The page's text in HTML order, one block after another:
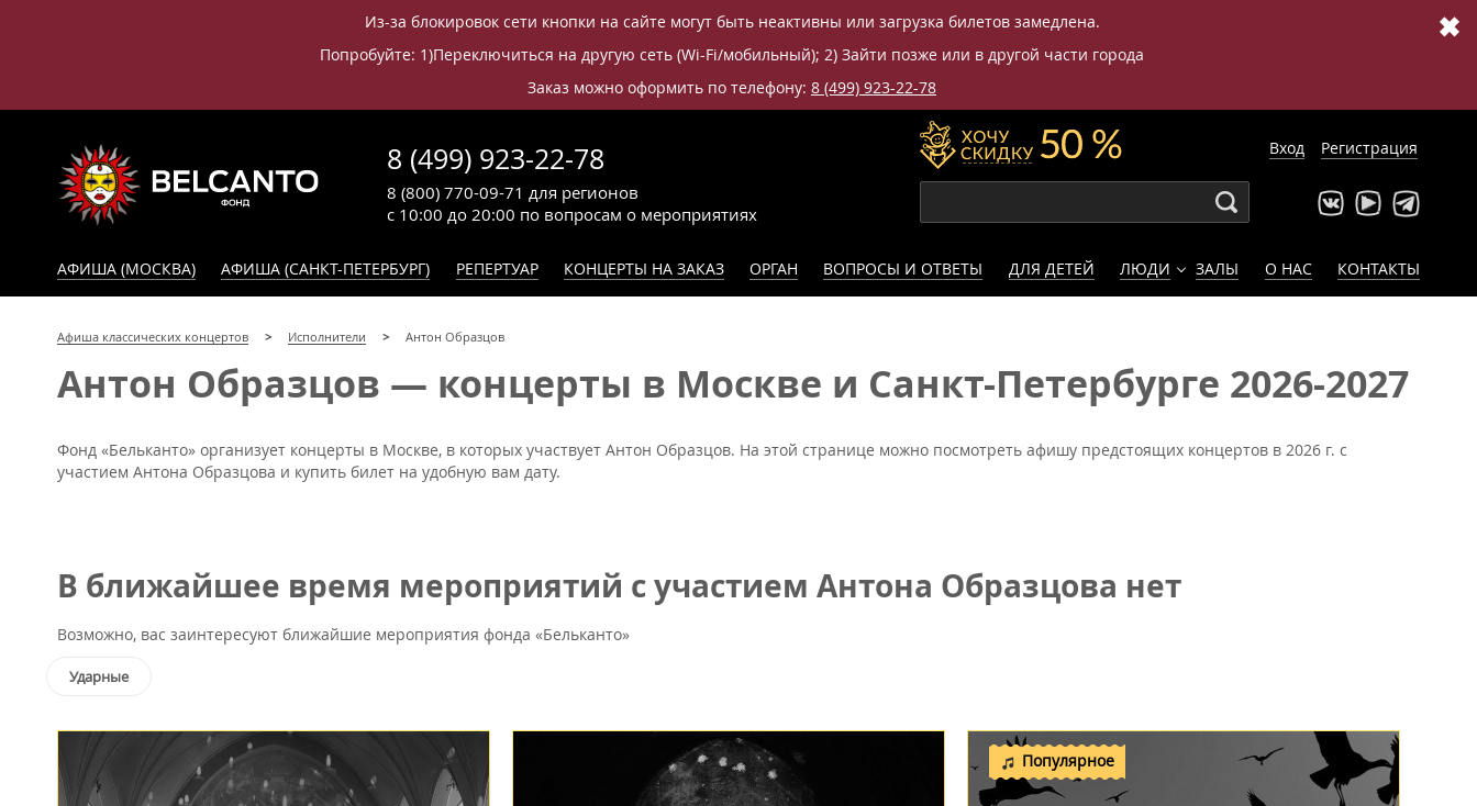
Из-за блокировок сети кнопки на сайте могут быть неактивны или загрузка билетов замедлена.
Попробуйте: 1)Переключиться на другую сеть (Wi-Fi/мобильный); 2) Зайти позже или в другой части города
Заказ можно оформить по телефону: 8 (499) 923-22-78
✖
8 (499) 923-22-78
с 10:00 до 20:00 по вопросам о мероприятиях
8 (800) 770-09-71 для регионов
Вход Регистрация
АФИША (МОСКВА) АФИША (САНКТ-ПЕТЕРБУРГ) РЕПЕРТУАР КОНЦЕРТЫ НА ЗАКАЗ ОРГАН ВОПРОСЫ И ОТВЕТЫ ДЛЯ ДЕТЕЙ ЛЮДИ ЗАЛЫ О НАС КОНТАКТЫ
Афиша классических концертов Исполнители Антон Образцов
Антон Образцов — концерты в Москве и Санкт-Петербурге 2026-2027
Фонд «Бельканто» организует концерты в Москве, в которых участвует Антон Образцов. На этой странице можно посмотреть афишу предстоящих концертов в 2026 г. с
участием Антона Образцова и купить билет на удобную вам дату.
В ближайшее время мероприятий с участием Антона Образцова нет
Возможно, вас заинтересуют ближайшие мероприятия фонда «Бельканто»
Ударные
Популярное